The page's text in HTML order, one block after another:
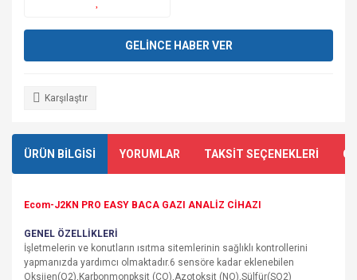
GELİNCE HABER VER
Karşılaştır
ÜRÜN BİLGİSİ YORUMLAR TAKSİT SEÇENEKLERİ
Ecom-J2KN PRO EASY BACA GAZI ANALİZ CİHAZI
GENEL ÖZELLİKLERİ
İşletmelerin ve konutların ısıtma sitemlerinin sağlıklı kontrollerini
yapmanızda yardımcı olmaktadır.6 sensöre kadar eklenebilen
Oksijen(O2),Karbonmonpksit (CO),Azotoksit (NO),Sülfür(SO2)